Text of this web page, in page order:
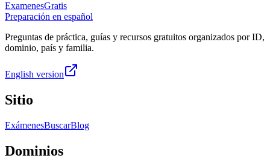
ExamenesGratis
Preparación en español
Preguntas de práctica, guías y recursos gratuitos organizados por ID,
dominio, país y familia.
English version
Sitio
ExámenesBuscarBlog
Dominios